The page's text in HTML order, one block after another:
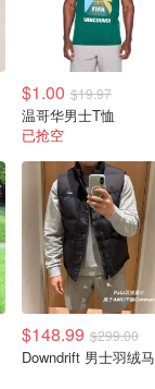
$1.00 $19.97
温哥华男士T恤
已抢空
$148.99 $299.00
Downdrift 男士羽绒